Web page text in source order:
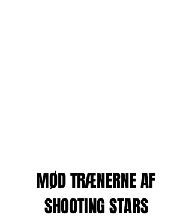
MØD TRÆNERNE AF
SHOOTING STARS